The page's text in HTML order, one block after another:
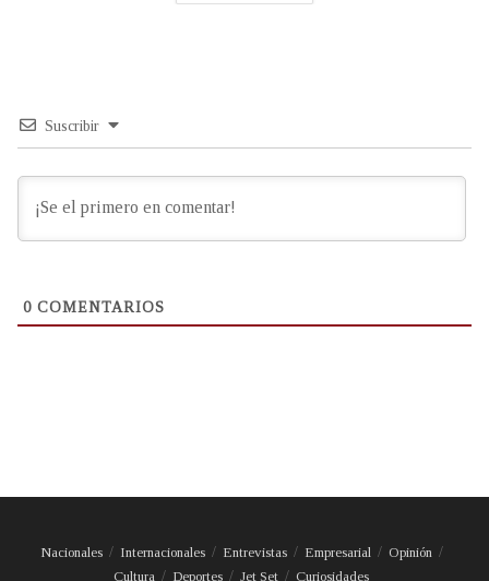
Suscribir
0 COMENTARIOS
Nacionales Internacionales Entrevistas Empresarial
Opinión
Cultura
Deportes Jet Set Curiosidades